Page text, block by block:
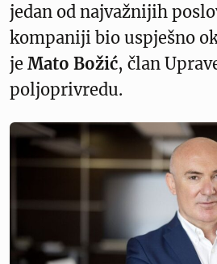
jedan od najvažnijih
kompaniji bio uspješno
je Mato Božić, član
poljoprivredu.